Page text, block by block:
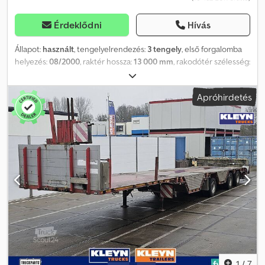
Érdeklődni Hívás
Állapot: használt, tengelyelrendezés: 3 tengely, első forgalomba
helyezés:08/2000, raktér hossza:13 000 mm, rakodótér szélesség:
13 700 mm
teljes magasság:2 400 mm, felfüggesztés:levegő, abroncs méret:
235/75R17,5, szín:egyéb , Gyártási év: 2000, Felszereltség:ABS,
Tengelyek száma: 3, ikerkerekek, saját tömeg: 11.000 kg,
megengedett össztömeg: 36.000 kg, alváz típusa: teljes alváz,
alvázi anyag: acél, vonócsap mérete: 2 inch, felfüggesztés típusa:
légrugós, ABS, felépítmény gyártási éve: 2000, mélyágyas típus: fél-
mélyágyas, rakfelület hossza: 1300 cm, kihúzható alváz: elől,
tengely típus: BPW, pótkerék, pótkerék profilmélység: 4 % =
További információk = Általános információk Fülke: nappali
Rendszám: KLEYN1 Hajtáslánc Üzemanyag típusa: dízel Váltó
Sebességváltó: kézi Tengely konfiguráció Gumiabroncs méret:
235/75R17,5 Fékek: dobfékek Felfüggesztés: légrugós 1. tengely:
ikerkerek; gumi profilmélység bal belül: 6 mm; bal kívül: 6 mm; jobb
belül: 6 mm; jobb kívül: 6 mm 2. tengely: ikerkerek; bal belül: 6 mm;
bal kívül: 6 mm; jobb belül: 10 mm; jobb kívül: 10 mm 3. tengely:
Apróhirdetés